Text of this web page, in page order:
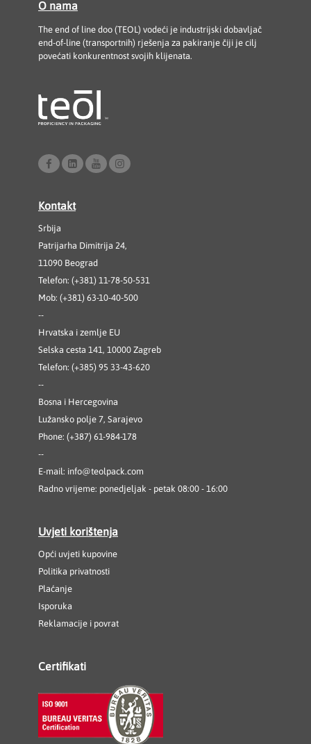
O nama
The end of line doo (TEOL) vodeći je industrijski dobavljač
end-of-line (transportnih) rješenja za pakiranje čiji je cilj
povećati konkurentnost svojih klijenata.
Kontakt
Srbija
Patrijarha Dimitrija 24,
11090 Beograd
Telefon: (+381) 11-78-50-531
Mob: (+381) 63-10-40-500
--
Hrvatska i zemlje EU
Selska cesta 141, 10000 Zagreb
Telefon: (+385) 95 33-43-620
--
Bosna i Hercegovina
Lužansko polje 7, Sarajevo
Phone: (+387) 61-984-178
--
E-mail: info@teolpack.com
Radno vrijeme: ponedjeljak - petak 08:00 - 16:00
Uvjeti korištenja
Opći uvjeti kupovine
Politika privatnosti
Plaćanje
Isporuka
Reklamacije i povrat
Certifikati